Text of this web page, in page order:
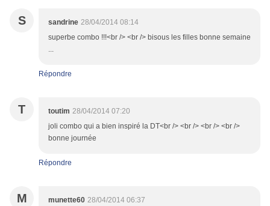
S sandrine 28/04/2014 08:14
superbe combo !!!<br /> <br /> bisous les filles bonne semaine
...
Répondre
T toutim 28/04/2014 07:20
joli combo qui a bien inspiré la DT<br /> <br /> <br /> <br />
bonne journée
Répondre
M munette60 28/04/2014 06:37